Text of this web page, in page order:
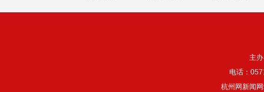
主
电话：
杭州网新闻